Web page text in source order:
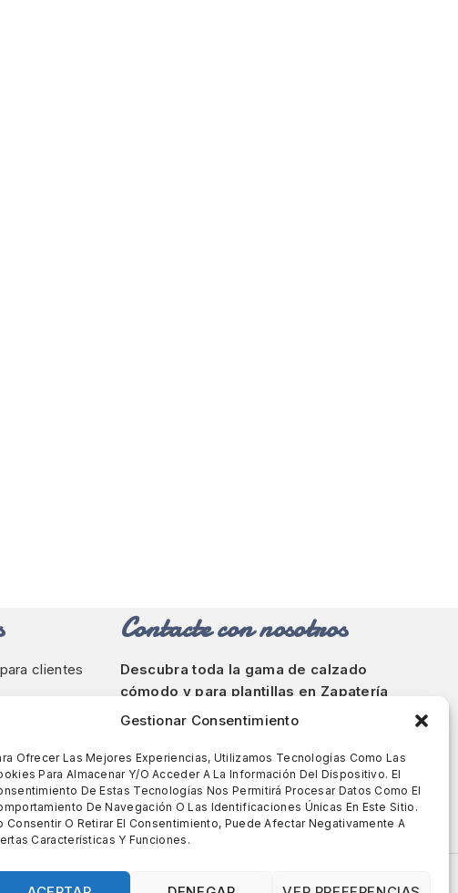
Gestionar Consentimiento
Ofrecer Las Mejores Experiencias, Utilizamos Tecnologías Como Las
Para Almacenar Y/o Acceder A La Información Del Dispositivo. El
De Estas Tecnologías Nos Permitirá Procesar Datos Como El
De Navegación O Las Identificaciones Únicas En Este Sitio.
Consentir O Retirar El Consentimiento, Puede Afectar Negativamente A
Características Y Funciones.
clientes
Contacte con nosotros
Descubra toda la gama de calzado
cómodo y para plantillas en Zapatería
Rody en Barcelona.
Calle de Bailèn, 237, Barcelona
93 213 51 43-644 635 846
zapateriarody@sabateriarody.com